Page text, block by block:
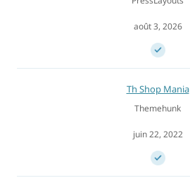
août 3, 2026
Th Shop Mania
Themehunk
juin 22, 2022